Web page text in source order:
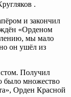
.
и закончил
«Орденом
мы мало
он ушёл из
Получил
было множество
Орден Красной